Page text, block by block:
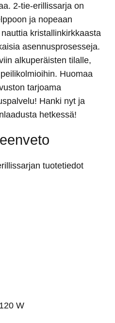
2-tie-erillissarja on
ja nopeaan
kristallinkirkkaasta
asennusprosesseja.
alkuperäisten tilalle,
Huomaa
tarjoama
Hanki nyt ja
hetkessä!
tuotetiedot
W